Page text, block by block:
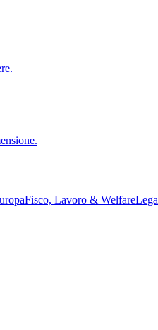
Fisco, Lavoro & Welfare